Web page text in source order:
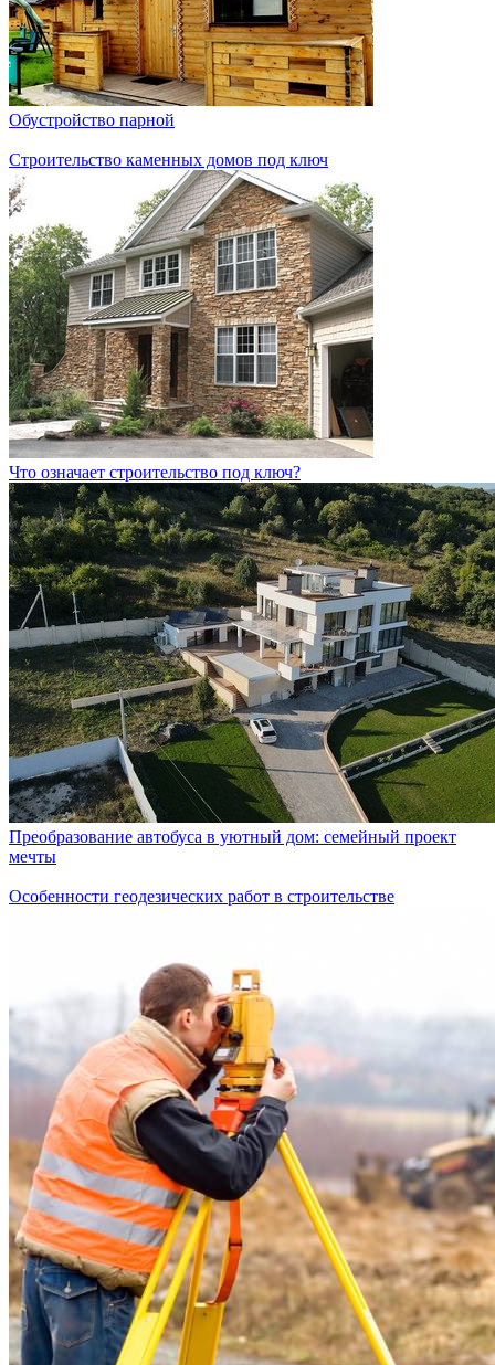
Обустройство парной
Строительство каменных домов под ключ
Что означает строительство под ключ?
Преобразование автобуса в уютный дом: семейный проект
мечты
Особенности геодезических работ в строительстве